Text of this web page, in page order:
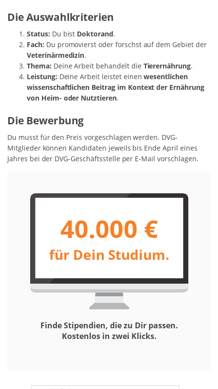
Die Auswahlkriterien
Status: Du bist Doktorand.
Fach: Du promovierst oder forschst auf dem Gebiet der
Veterinärmedizin.
Thema: Deine Arbeit behandelt die Tierernährung.
Leistung: Deine Arbeit leistet einenwesentlichen
wissenschaftlichen Beitrag im Kontext der Ernährung
von Heim- oder Nutztieren.
Die Bewerbung
Du musst für den Preis vorgeschlagen werden. DVG-
Mitglieder können Kandidaten jeweils bis Ende April eines
Jahres bei der DVG-Geschäftsstelle per E-Mail vorschlagen.
40.000 €
für Dein Studium.
Finde Stipendien, die zu Dir passen.
Kostenlos in zwei Klicks.